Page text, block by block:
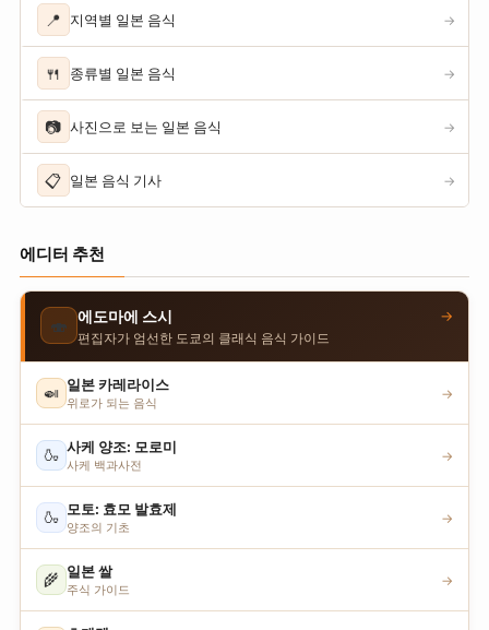
📍 지역별 일본 음식 →
🍴 종류별 일본 음식 →
📷 사진으로 보는 일본 음식 →
📋 일본 음식 기사 →
에디터 추천
🍣 에도마에 스시
편집자가 엄선한 도쿄의 클래식 음식 가이드
→
🍛 일본 카레라이스
위로가 되는 음식
→
🍶 사케 양조: 모로미
사케 백과사전
→
🍶 모토: 효모 발효제
양조의 기초
→
🌾 일본 쌀
주식 가이드
→